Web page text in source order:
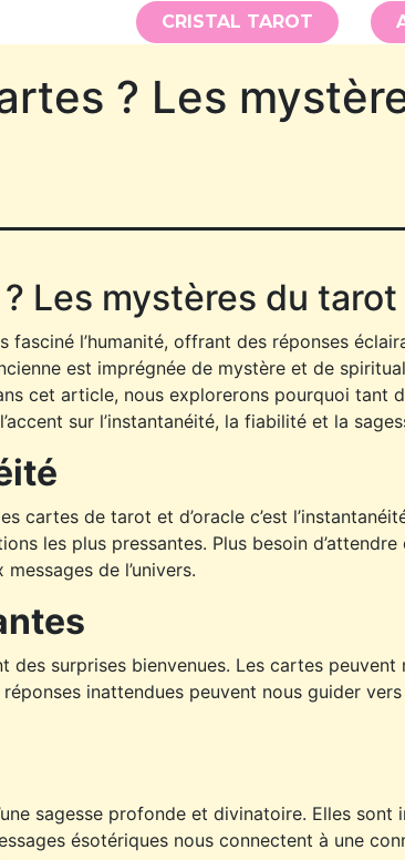
CRISTAL TAROT
? Les
Les mystères du tarot
l’humanité, offrant des réponses
est imprégnée de mystère et de
cet article, nous explorerons pourquoi tant
sur l’instantanéité, la fiabilité et la
cartes de tarot et d’oracle c’est
les plus pressantes. Plus besoin
de l’univers.
des surprises bienvenues. Les cartes
inattendues peuvent nous guider
sagesse profonde et divinatoire. Elles sont
ésotériques nous connectent à une